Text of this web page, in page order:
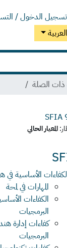
تسجيل الدخول /
العربية
ذات الصلة
المعيار الحالي
الأساسية
المهارات في لمحة
الكفاءات
البرمجيات
كفاءات إدارة
البرمجيات